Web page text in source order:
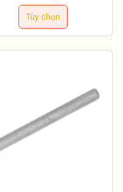
Tùy chọn